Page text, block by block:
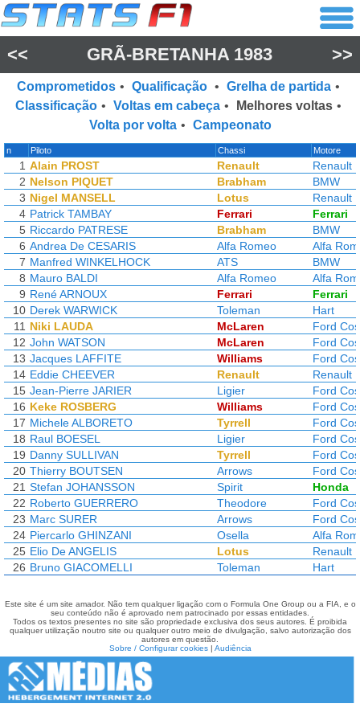
<< GRÃ-BRETANHA 1983 >>
Comprometidos • Qualificação • Grelha de partida •
Classificação • Voltas em cabeça • Melhores voltas •
Volta por volta • Campeonato
n Piloto Chassi Motore
1 Alain PROST Renault
Renault
2 Nelson PIQUET Brabham
BMW
3 Nigel MANSELL Lotus
Renault
4 Patrick TAMBAY Ferrari
Ferrari
5 Riccardo PATRESE Brabham
BMW
6 Andrea De CESARIS Alfa Romeo
Alfa
7 Manfred WINKELHOCK ATS
BMW
8 Mauro BALDI Alfa Romeo
Alfa
9 René ARNOUX Ferrari
Ferrari
10 Derek WARWICK Toleman
Hart
11 Niki LAUDA McLaren
Ford
12 John WATSON McLaren
Ford
13 Jacques LAFFITE Williams
Ford
14 Eddie CHEEVER Renault
Renault
15 Jean-Pierre JARIER Ligier
Ford
16 Keke ROSBERG Williams
Ford
17 Michele ALBORETO Tyrrell
Ford
18 Raul BOESEL Ligier
Ford
19 Danny SULLIVAN Tyrrell
Ford
20 Thierry BOUTSEN Arrows
Ford
21 Stefan JOHANSSON Spirit
Honda
22 Roberto GUERRERO Theodore
Ford
23 Marc SURER Arrows
Ford
24 Piercarlo GHINZANI Osella
Alfa
25 Elio De ANGELIS Lotus
Renault
26 Bruno GIACOMELLI Toleman Hart
Este site é um site amador. Não tem qualquer ligação com o Formula One Group ou a FIA, e o
seu conteúdo não é aprovado nem patrocinado por essas entidades.
Todos os textos presentes no site são propriedade exclusiva dos seus autores. É proibida
qualquer utilização noutro site ou qualquer outro meio de divulgação, salvo autorização dos
autores em questão.
Sobre / Configurar cookies| Audiência